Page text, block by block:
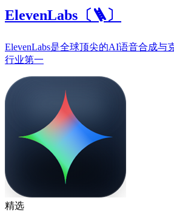
ElevenLabs〔🪜〕
ElevenLabs是全球顶尖的AI语音合成与
行业第一
精选